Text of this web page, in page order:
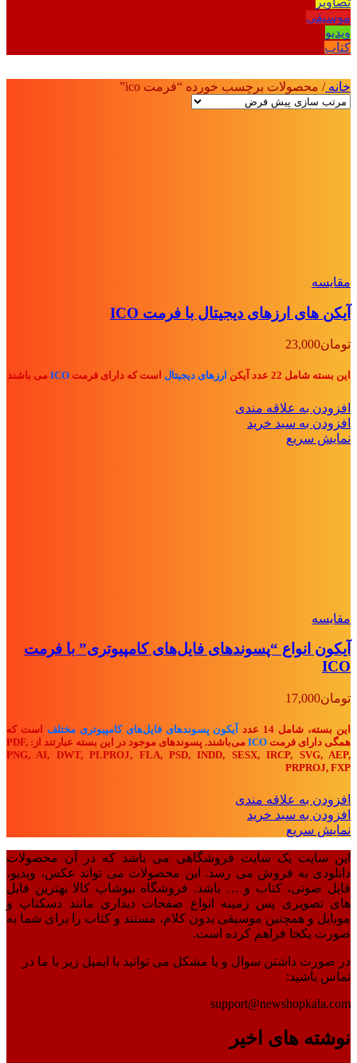
موسیقی
ویدیو
کتاب
خانه/ محصولات برچسب خورده “فرمت ico”
مقايسه
آیکن های ارزهای دیجیتال با فرمت ICO
تومان23,000
این بسته شامل 22 عدد آیکن ارزهای دیجیتال است که دارای فرمت ICO می باشند
افزودن به علاقه مندی
افزودن به سبد خرید
نمایش سریع
مقايسه
آیکون انواع “پسوندهای فایل‌های کامپیوتری” با فرمت
ICO
تومان17,000
این بسته، شامل 14 عدد آیکون پسوندهای فایل‌های کامپیوتری مختلف است که
همگی دارای فرمت ICO
می‌باشند. پسوندهای موجود در این بسته عبارتند از: PDF,
PNG, AI, DWT, PLPROJ, FLA, PSD, INDD, SESX, IRCP, SVG, AEP,
PRPROJ, FXP
افزودن به علاقه مندی
افزودن به سبد خرید
نمایش سریع
این سایت یک سایت فروشگاهی می باشد که در آن محصولات
دانلودی به فروش می رسد. این محصولات می تواند عکس، ویدیو،
فایل صوتی، کتاب و … باشد. فروشگاه نیوشاپ کالا بهترین فایل
های تصویری پس زمینه انواع صفحات دیداری مانند دسکتاپ و
موبایل و همچنین موسیقی بدون کلام، مستند و کتاب را برای شما به
صورت یکجا فراهم کرده است.
در صورت داشتن سوال و یا مشکل می توانید با ایمیل زیر با ما در
تماس باشید:
support@newshopkala.com
نوشته های اخیر